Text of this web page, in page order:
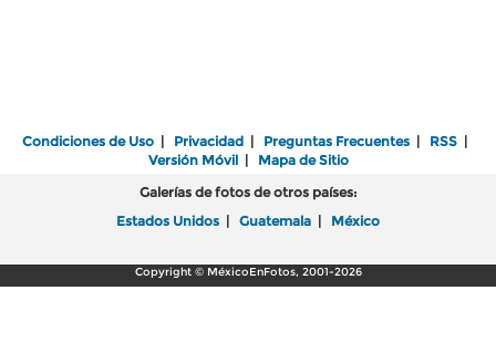
Condiciones de Uso | Privacidad | Preguntas Frecuentes | RSS |
Versión Móvil| Mapa de Sitio
Galerías de fotos de otros países:
Estados Unidos | Guatemala | México
Copyright © MéxicoEnFotos, 2001-2026